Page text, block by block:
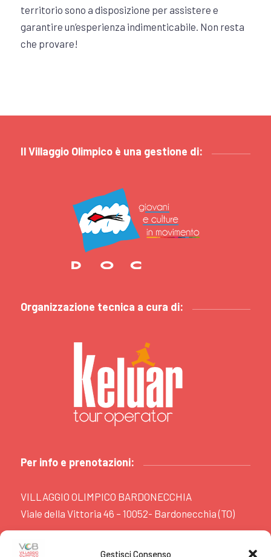
Gestisci Consenso
territorio sono a disposizione per assistere e
garantire un’esperienza indimenticabile. Non resta
che provare!
Il Villaggio Olimpico è una gestione di:
Organizzazione tecnica a cura di:
Per info e prenotazioni:
VILLAGGIO OLIMPICO BARDONECCHIA
Viale della Vittoria 46 – 10052- Bardonecchia (TO)